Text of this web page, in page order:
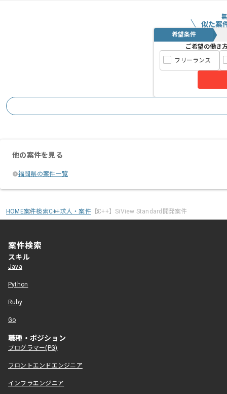
似た案
希望条件
ご希望の働き
フリーランス
他の案件を見る
福岡県の案件一覧
HOME案件検索C++求人・案件【C++】SiView Standard開発案件
案件検索
スキル
Java
Python
Ruby
Go
職種・ポジション
プログラマー(PG)
フロントエンドエンジニア
インフラエンジニア